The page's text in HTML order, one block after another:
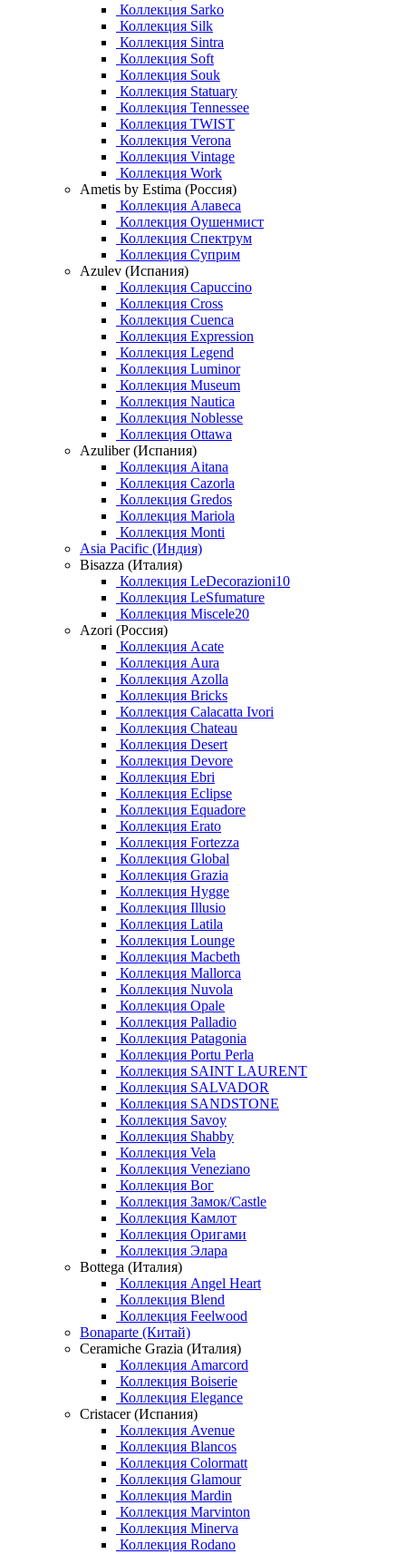
Коллекция Sarko
Коллекция Silk
Коллекция Sintra
Коллекция Soft
Коллекция Souk
Коллекция Statuary
Коллекция Tennessee
Коллекция TWIST
Коллекция Verona
Коллекция Vintage
Коллекция Work
Ametis by Estima (Россия)
Коллекция Алавеса
Коллекция Оушенмист
Коллекция Спектрум
Коллекция Суприм
Azulev (Испания)
Коллекция Capuccino
Коллекция Cross
Коллекция Cuenca
Коллекция Expression
Коллекция Legend
Коллекция Luminor
Коллекция Museum
Коллекция Nautica
Коллекция Noblesse
Коллекция Ottawa
Azuliber (Испания)
Коллекция Aitana
Коллекция Cazorla
Коллекция Gredos
Коллекция Mariola
Коллекция Monti
Asia Pacific (Индия)
Bisazza (Италия)
Коллекция LeDecorazioni10
Коллекция LeSfumature
Коллекция Miscele20
Azori (Россия)
Коллекция Acate
Коллекция Aura
Коллекция Azolla
Коллекция Bricks
Коллекция Calacatta Ivori
Коллекция Chateau
Коллекция Desert
Коллекция Devore
Коллекция Ebri
Коллекция Eclipse
Коллекция Equadore
Коллекция Erato
Коллекция Fortezza
Коллекция Global
Коллекция Grazia
Коллекция Hygge
Коллекция Illusio
Коллекция Latila
Коллекция Lounge
Коллекция Macbeth
Коллекция Mallorca
Коллекция Nuvola
Коллекция Opale
Коллекция Palladio
Коллекция Patagonia
Коллекция Portu Perla
Коллекция SAINT LAURENT
Коллекция SALVADOR
Коллекция SANDSTONE
Коллекция Savoy
Коллекция Shabby
Коллекция Vela
Коллекция Veneziano
Коллекция Вог
Коллекция Замок/Castle
Коллекция Камлот
Коллекция Оригами
Коллекция Элара
Bottega (Италия)
Коллекция Angel Heart
Коллекция Blend
Коллекция Feelwood
Bonaparte (Китай)
Ceramiche Grazia (Италия)
Коллекция Amarcord
Коллекция Boiserie
Коллекция Elegance
Cristacer (Испания)
Коллекция Avenue
Коллекция Blancos
Коллекция Colormatt
Коллекция Glamour
Коллекция Mardin
Коллекция Marvinton
Коллекция Minerva
Коллекция Rodano